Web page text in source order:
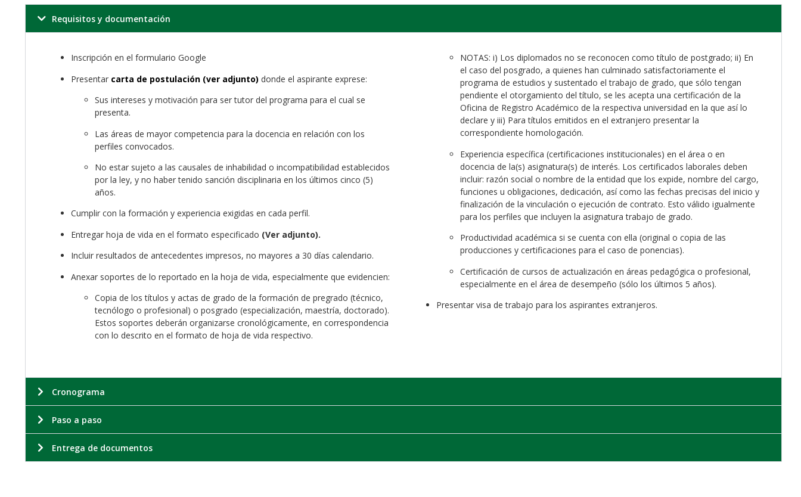
Requisitos y documentación
Inscripción en el formulario Google
Presentar carta de postulación (ver adjunto) donde el aspirante exprese:
Sus intereses y motivación para ser tutor del programa para el cual se
presenta.
Las áreas de mayor competencia para la docencia en relación con los
perfiles convocados.
No estar sujeto a las causales de inhabilidad o incompatibilidad establecidos
por la ley, y no haber tenido sanción disciplinaria en los últimos cinco (5)
años.
Cumplir con la formación y experiencia exigidas en cada perfil.
Entregar hoja de vida en el formato especificado (Ver adjunto).
Incluir resultados de antecedentes impresos, no mayores a 30 días calendario.
Anexar soportes de lo reportado en la hoja de vida, especialmente que evidencien:
Copia de los títulos y actas de grado de la formación de pregrado (técnico,
tecnólogo o profesional) o posgrado (especialización, maestría, doctorado).
Estos soportes deberán organizarse cronológicamente, en correspondencia
con lo descrito en el formato de hoja de vida respectivo.
NOTAS: i) Los diplomados no se reconocen como título de postgrado; ii) En
el caso del posgrado, a quienes han culminado satisfactoriamente el
programa de estudios y sustentado el trabajo de grado, que sólo tengan
pendiente el otorgamiento del título, se les acepta una certificación de la
Oficina de Registro Académico de la respectiva universidad en la que así lo
declare y iii) Para títulos emitidos en el extranjero presentar la
correspondiente homologación.
Experiencia específica (certificaciones institucionales) en el área o en
docencia de la(s) asignatura(s) de interés. Los certificados laborales deben
incluir: razón social o nombre de la entidad que los expide, nombre del cargo,
funciones u obligaciones, dedicación, así como las fechas precisas del inicio y
finalización de la vinculación o ejecución de contrato. Esto válido igualmente
para los perfiles que incluyen la asignatura trabajo de grado.
Productividad académica si se cuenta con ella (original o copia de las
producciones y certificaciones para el caso de ponencias).
Certificación de cursos de actualización en áreas pedagógica o profesional,
especialmente en el área de desempeño (sólo los últimos 5 años).
Presentar visa de trabajo para los aspirantes extranjeros.
Cronograma
Paso a paso
Entrega de documentos